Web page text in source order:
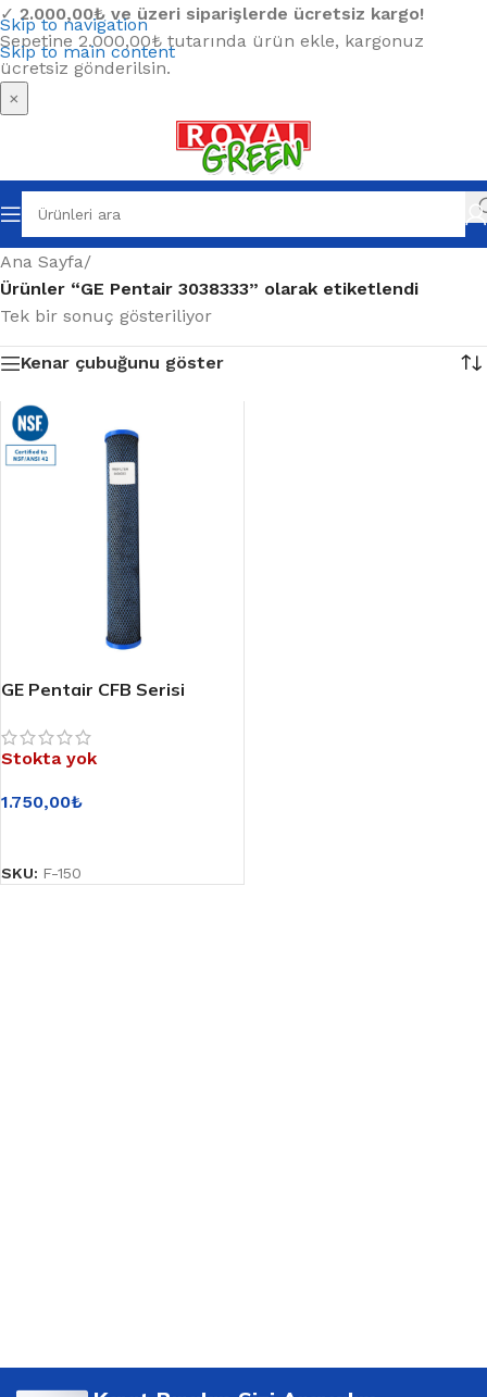
Skip to navigation
Skip to main content
✓ 2.000,00₺ ve üzeri siparişlerde ücretsiz kargo!
Sepetine 2.000,00₺ tutarında ürün ekle, kargonuz
ücretsiz gönderilsin.
×
Ana Sayfa/
Ürünler “GE Pentair 3038333” olarak etiketlendi
Tek bir sonuç gösteriliyor
Kenar çubuğunu göster
GE Pentair CFB Serisi
Stokta yok
1.750,00₺
SKU: F-150